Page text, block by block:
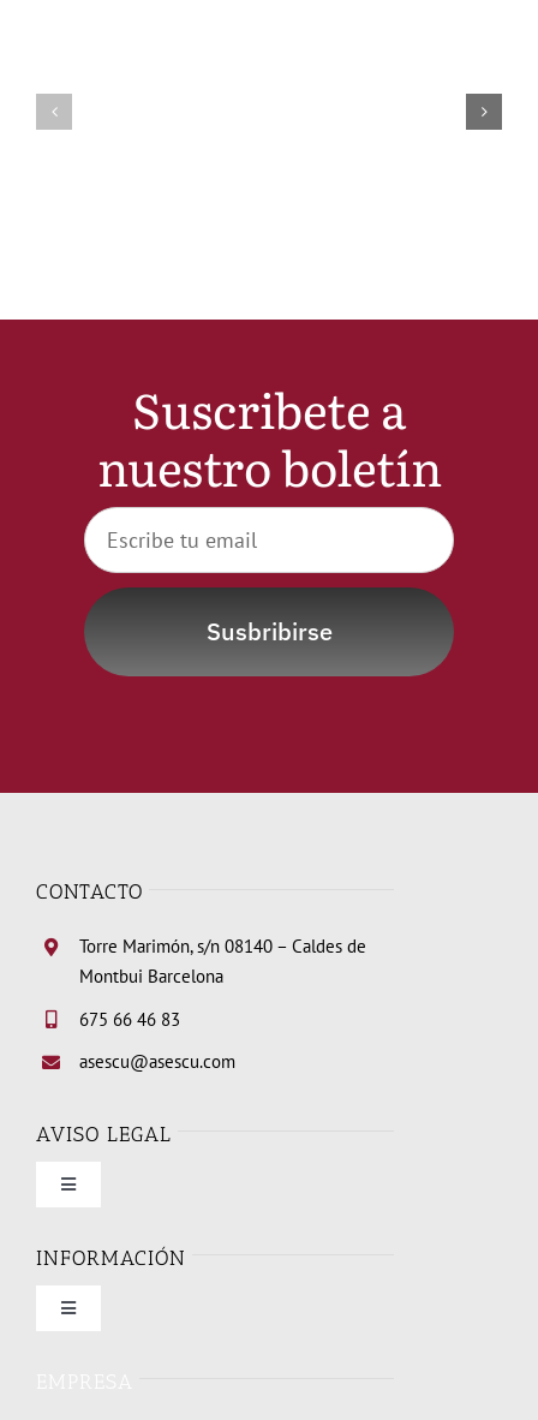
Suscribete a
nuestro boletín
Susbribirse
CONTACTO
Torre Marimón, s/n 08140 – Caldes de
Montbui Barcelona
675 66 46 83
asescu@asescu.com
AVISO LEGAL
Toggle
Condiciones de uso
INFORMACIÓN
Toggle